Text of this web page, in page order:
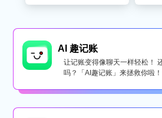
AI 趣记账
让记账变得像聊天一样轻松！
吗？「AI趣记账」来拯救你啦